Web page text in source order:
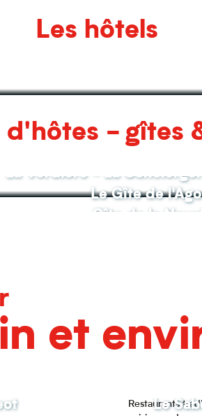
Les hôtels
d'hôtes - gîtes
La Verdière - La
Le Gîte de
Gîte de la
et
Restaurants
Le